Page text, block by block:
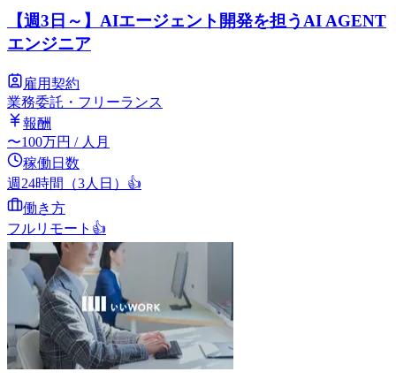
【週3日～】AIエージェント開発を担うAI AGENT
エンジニア
雇用契約
業務委託・フリーランス
報酬
〜100万円 / 人月
稼働日数
週24時間（3人日） 👍
働き方
フルリモート 👍